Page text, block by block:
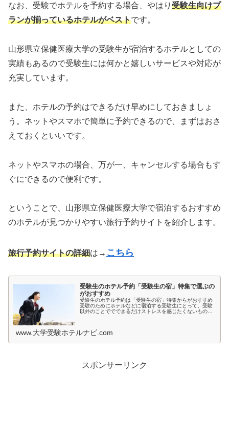
なお、受験でホテルを予約する場合、やはり 受験生向けプ
ランが揃っているホテルがベストです。
山形県立保健医療大学の受験生が宿泊するホテルとしての
実績もあるので受験生には何かと嬉しいサービスや対応が
充実しています。
また、ホテルの予約はできるだけ早めにしておきましょ
う。ネットやスマホで簡単に予約できるので、まずはおさ
えておくといいです。
ネットやスマホの場合、万が一、キャンセルする場合もす
ぐにできるので便利です。
ということで、山形県立保健医療大学で宿泊するおすすめ
のホテルが見つかりやすい旅行予約サイトを紹介します。
旅行予約サイトの詳細は→ こちら
受験生のホテル予約「受験生の宿」特集で選ぶの
がおすすめ
受験生のホテル予約は「受験生の宿」特集からがおすすめ
受験のためにホテルなどに宿泊する受験生にとって、受験
以外のことででできるだけストレスを感じたくないもので
www.大学受験ホテルナビ.com
スポンサーリンク